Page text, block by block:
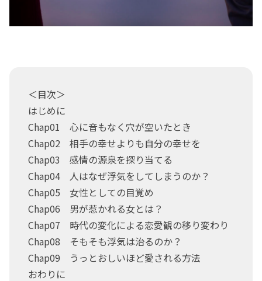
＜目次＞
はじめに
Chap01 心に音もなく穴が空いたとき
Chap02 相手の幸せよりも自分の幸せを
Chap03 感情の源泉を探り当てる
Chap04 人はなぜ浮気をしてしまうのか？
Chap05 女性としての目覚め
Chap06 男が惹かれる女とは？
Chap07 時代の変化による恋愛観の移り変わり
Chap08 そもそも浮気は治るのか？
Chap09 うっとおしいほど愛される方法
おわりに